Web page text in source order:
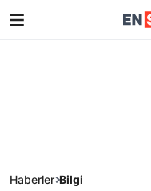
Haberler Bilgi